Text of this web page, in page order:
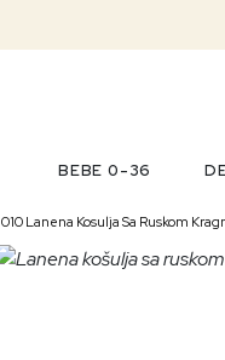
BEBE 0-36
010 Lanena Kosulja Sa Ruskom